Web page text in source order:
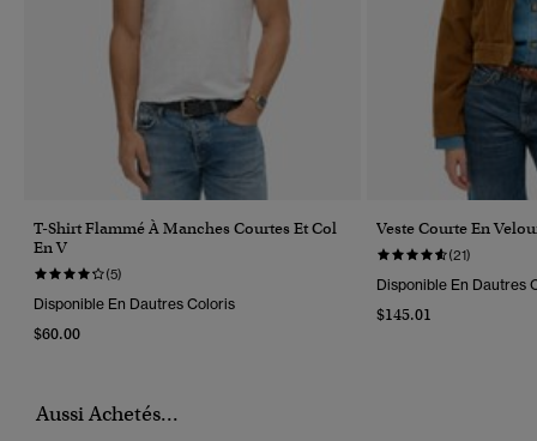
T-Shirt Flammé À Manches Courtes Et Col
En V
(5)
Disponible En Dautres Coloris
$60.00
Veste Courte En
(21)
Disponible En Dautres
$145.01
Aussi Achetés...